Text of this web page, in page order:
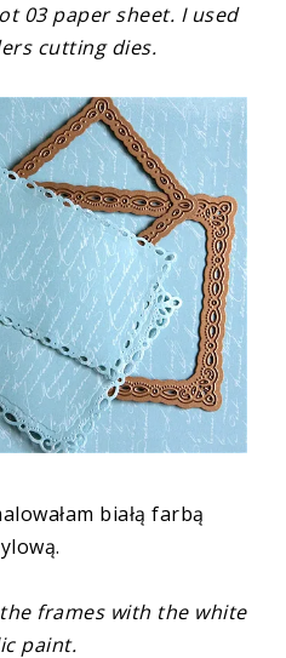
03paper sheet. I used
cutting dies.
białą farbą
frames with the white
paint.